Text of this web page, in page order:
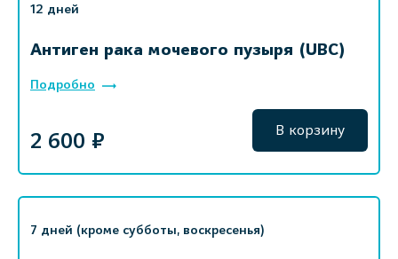
12 дней
Антиген рака мочевого пузыря (UBC)
Подробно
2 600 ₽ В корзину
7 дней (кроме субботы, воскресенья)